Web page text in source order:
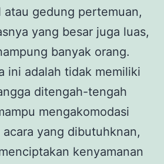
atau gedung pertemuan,
yang besar juga luas,
banyak orang.
ini adalah tidak memiliki
ditengah-tengah
mengakomodasi
yang dibutuhknan,
kenyamanan